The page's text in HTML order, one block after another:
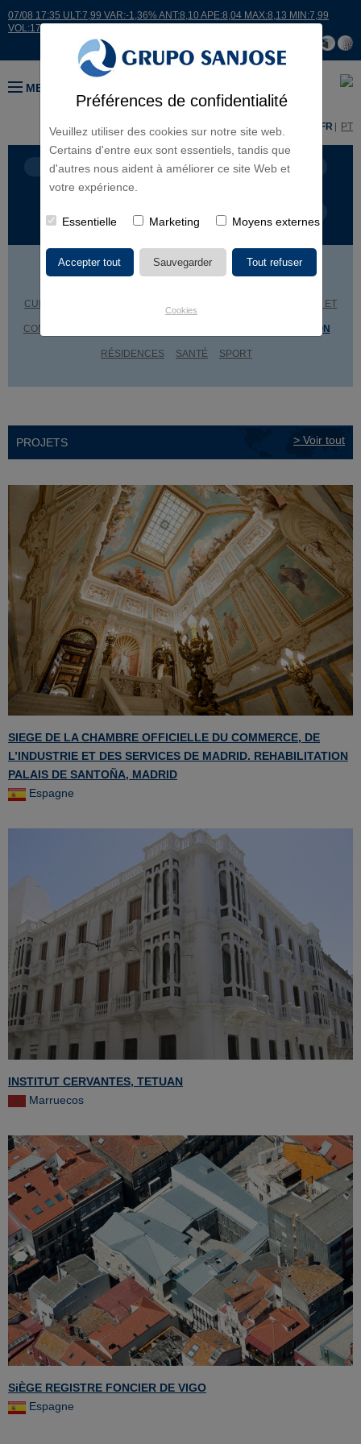
Préférences de confidentialité
Veuillez utiliser des cookies sur notre site web.
Certains d'entre eux sont essentiels, tandis que
d'autres nous aident à améliorer ce site Web et
votre expérience.
Essentielle Marketing Moyens externes
Cookies
07/08 17:35 ULT:7,99 VAR:-1,36% ANT:8,10 APE:8,04 MAX:8,13 MIN:7,99
VOL:17664
MENU
ES FR PT
LIGNES D'ACTIVITÉ CONTINENTS
BÂTIMENTS ADMINISTRATIFS CENTRES COMMERCIAUX
CULTURE INGÉNIERIE ET
CONSTRUCTION INDUSTRIELLE RÉHABILITATION
RÉSIDENCES SANTÉ SPORT
PROJETS > Voir tout
SIEGE DE LA CHAMBRE OFFICIELLE DU COMMERCE, DE
L’INDUSTRIE ET DES SERVICES DE MADRID. REHABILITATION
PALAIS DE SANTOÑA, MADRID
Espagne
INSTITUT CERVANTES, TETUAN
Marruecos
SiÈGE REGISTRE FONCIER DE VIGO
Espagne